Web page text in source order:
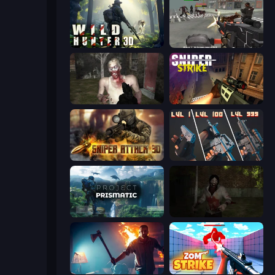
Wild Hunter 3D Masked Forces: Zombie Survival
Zombie Mayhem Online Sniper Strike
Sniper Attack 3D: Shooting War The Range 3D
Project Prismatic Jeff's Revenge
You Are Being Watched Zom Strike